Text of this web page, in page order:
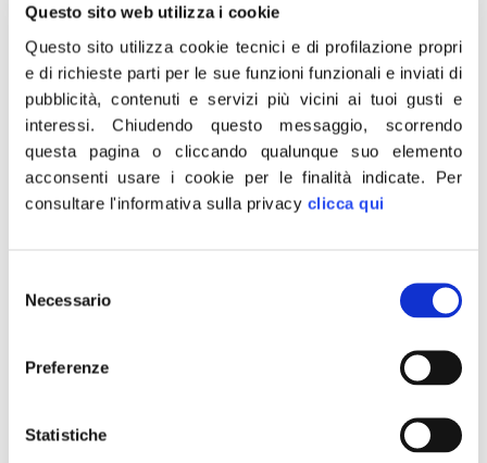
Questo sito web utilizza i cookie
Questo sito utilizza cookie tecnici e di profilazione propri
e di richieste parti per le sue funzioni funzionali e inviati di
pubblicità, contenuti e servizi più vicini ai tuoi gusti e
interessi.Chiudendo questo messaggio, scorrendo
questa pagina o cliccando qualunque suo elemento
acconsenti usare i cookie per le finalità indicate. Per
consultare l'informativa sulla privacy clicca qui
delNecessario
Preferenze
Statistiche
congrui con ognuno dei genitori ma senza
tagliare con l’accetta le esigenze del minore
stesso. Si lavori inoltre per aiutare la
conciliazione e non aumentare la
conflittualità con inutili passaggi e mediazioni,
per cambiare i criteri di mantenimento al
figlio, sull’assegnazione della casa famigliare
il ddl Pillon neppure sfiora. Basta parole al
vento, passiamo ai fatti. Non si può lanciare
il sasso e a dibattito iniziato togliere la mano.
Serve una riforma di buon senso. Se
Spadafora fa sul serio metta mano alle
nostre proposte e troverà un ottimo punto di